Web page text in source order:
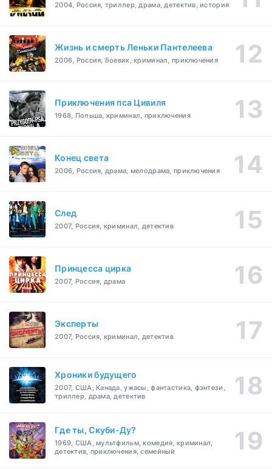
2004, Россия, триллер, драма, детектив, история
Жизнь и смерть Леньки Пантелеева
2006, Россия, боевик, криминал, приключения
Приключения пса Цивиля
1968, Польша, криминал, приключения
Конец света
2006, Россия, драма, мелодрама, приключения
След
2007, Россия, криминал, детектив
Принцесса цирка
2007, Россия, драма
Эксперты
2007, Россия, криминал, детектив
Хроники будущего
2007, США, Канада, ужасы, фантастика, фэнтези,
триллер, драма, детектив
Где ты, Скуби-Ду?
1969, США, мультфильм, комедия, криминал,
детектив, приключения, семейный